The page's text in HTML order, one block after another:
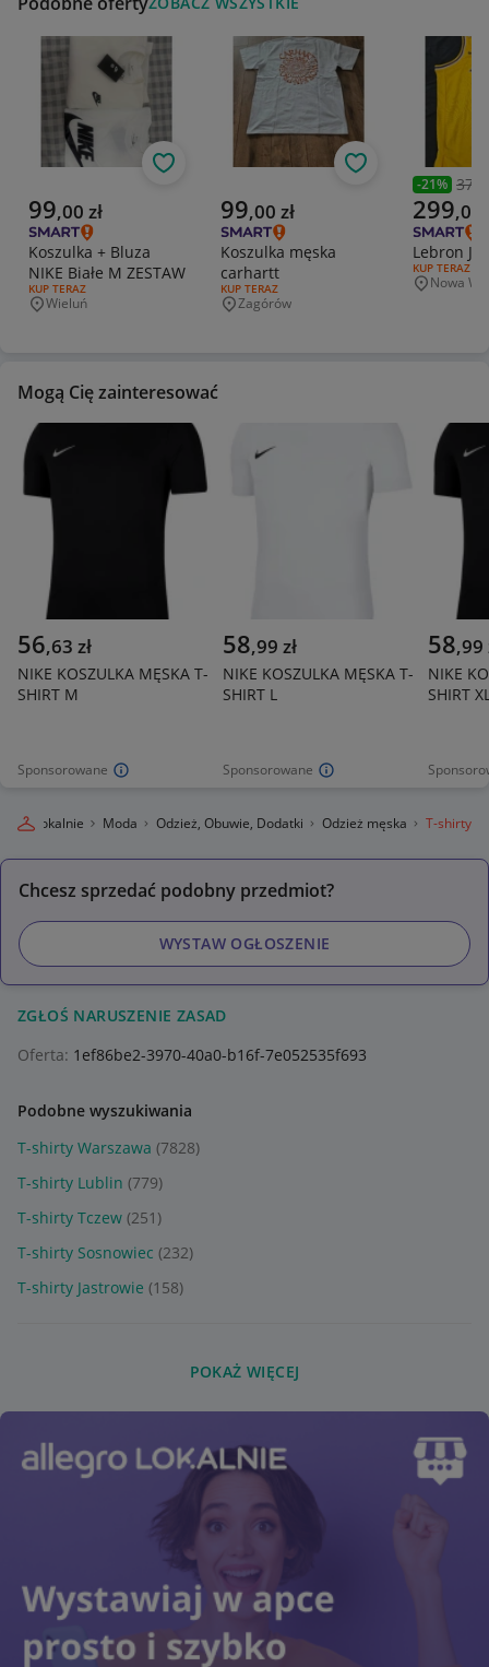
Aktualna cena
99,00 zł
Koszulka + Bluza
NIKE Białe M ZESTAW
RODZAJ OFERTY:
KUP TERAZ
Miejscowość
Wieluń
Obserwuj
Aktualna cena
99,00 zł
Koszulka męska
carhartt
RODZAJ OFERTY:
KUP TERAZ
Miejscowość
Zagórów
Obserwuj
-21%
Aktualna
299,00
Lebron
RODZAJ
KUP TERAZ
Nowa
Mogą Cię zainteresować
Sponsorowane
56,63 zł
NIKE KOSZULKA MĘSKA T-
SHIRT M
Sponsorowane
58,99 zł
NIKE KOSZULKA MĘSKA T-
SHIRT L
58,99
NIKE
SHIRT
Lokalnie Moda Odzież, Obuwie, Dodatki Odzież męska T-shirty
Chcesz sprzedać podobny przedmiot?
WYSTAW OGŁOSZENIE
ZGŁOŚ NARUSZENIE ZASAD
Oferta: 1ef86be2-3970-40a0-b16f-7e052535f693
Podobne wyszukiwania
T-shirty Warszawa (7828)
T-shirty Lublin (779)
T-shirty Tczew (251)
T-shirty Sosnowiec (232)
T-shirty Jastrowie (158)
POKAŻ WIĘCEJ